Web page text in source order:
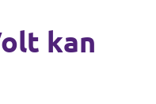
kan